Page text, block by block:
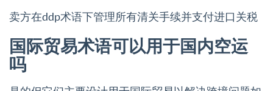
卖方在ddp术语下管理所有清关手续并支付进口关税
国际贸易术语可以用于国内空运
吗